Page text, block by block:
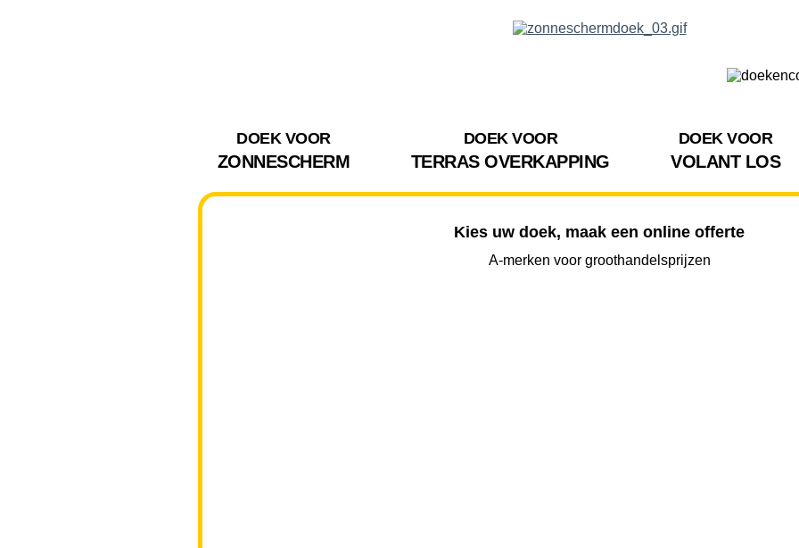
DOEK VOOR
ZONNESCHERM
DOEK VOOR
TERRAS OVERKAPPING
DOEK VOOR
VOLANT LOS
Kies uw doek, maak een online offerte
A-merken voor groothandelsprijzen